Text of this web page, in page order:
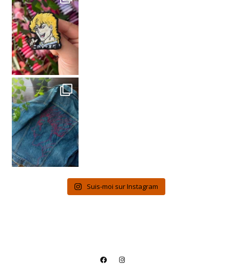
Suis-moi sur Instagram